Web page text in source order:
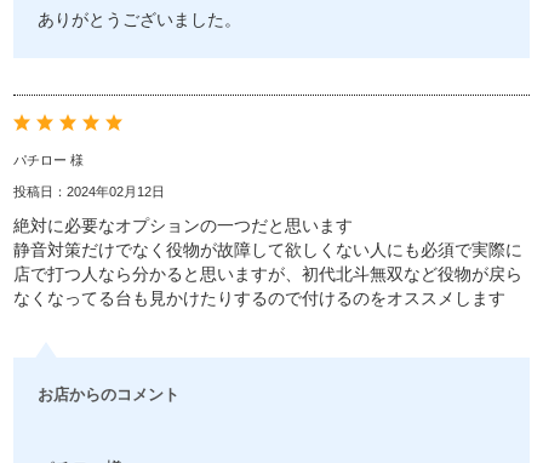
ありがとうございました。
パチロー 様
投稿日：2024年02月12日
絶対に必要なオプションの一つだと思います
静音対策だけでなく役物が故障して欲しくない人にも必須で実際に
店で打つ人なら分かると思いますが、初代北斗無双など役物が戻ら
なくなってる台も見かけたりするので付けるのをオススメします
お店からのコメント